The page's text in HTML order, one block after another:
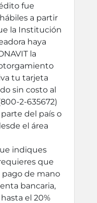
fue
a partir
la Institución
haya
la
tu tarjeta
sin costo al
2-635672)
del país o
el área
indiques
que
pago de mano
bancaria,
el 20%